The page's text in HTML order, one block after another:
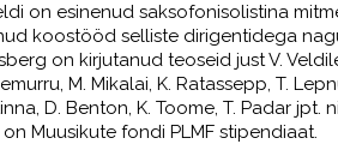
on esinenud saksofonisolistina
koostööd selliste dirigentidega nagu
on kirjutanud teoseid just V.
M. Mikalai, K. Ratassepp, T.
D. Benton, K. Toome, T. Padar
Muusikute fondi PLMF stipendiaat.